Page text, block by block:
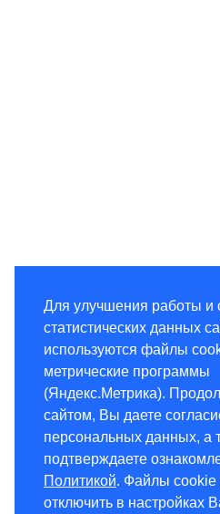
Для улучшения работы и
статистических данных
используются файлы
метрические программы
(Яндекс.Метрика).
сайтом, Вы даете
персональных данных, а
подтверждаете
Политикой. Файлы
отключить в настройках